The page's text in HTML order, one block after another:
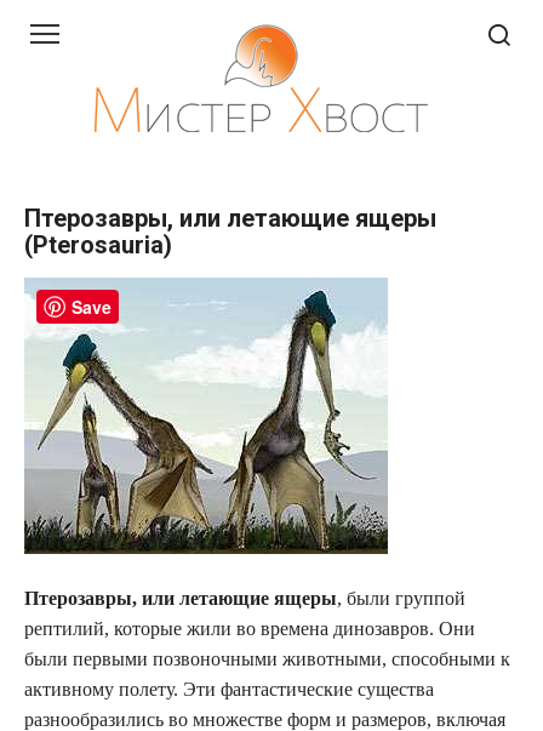
Птерозавры, или летающие ящеры
(Pterosauria)
Птерозавры, или летающие ящеры, были группой
рептилий, которые жили во времена динозавров. Они
были первыми позвоночными животными, способными к
активному полету. Эти фантастические существа
разнообразились во множестве форм и размеров, включая
Save